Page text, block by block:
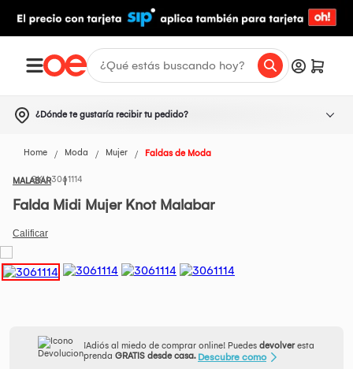
¿Dónde te gustaría recibir tu pedido?
Home Moda Mujer Faldas de Moda
MALABAR3061114
Falda Midi Mujer Knot Malabar
¡Adiós al miedo de comprar online! Puedes devolveresta
prenda GRATIS desde casa. Descubre como